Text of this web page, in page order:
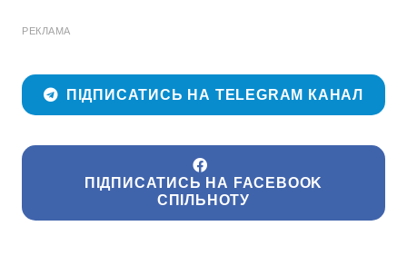
РЕКЛАМА
ПІДПИСАТИСЬ НА TELEGRAM КАНАЛ
ПІДПИСАТИСЬ НА FACEBOOK
СПІЛЬНОТУ